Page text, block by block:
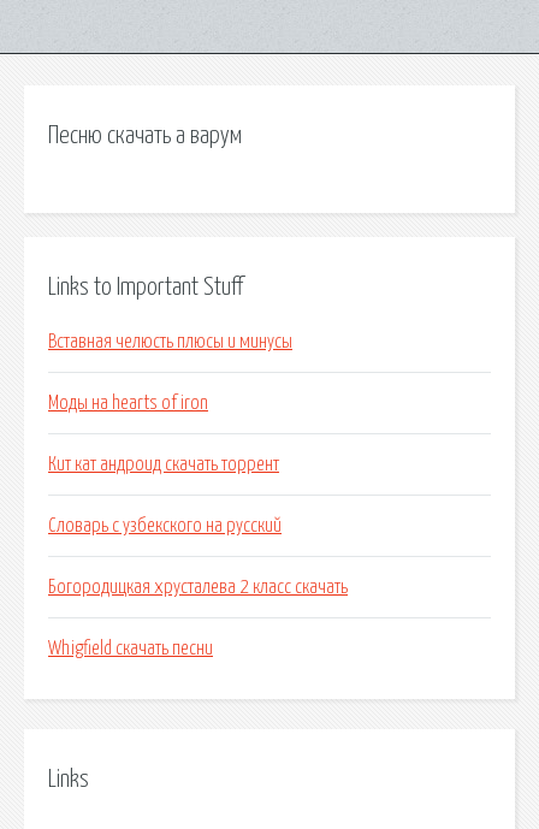
Песню скачать а варум
Links to Important Stuff
Вставная челюсть плюсы и минусы
Моды на hearts of iron
Кит кат андроид скачать торрент
Словарь с узбекского на русский
Богородицкая хрусталева 2 класс скачать
Whigfield скачать песни
Links